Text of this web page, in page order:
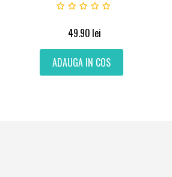
49.90 lei
ADAUGA IN COS